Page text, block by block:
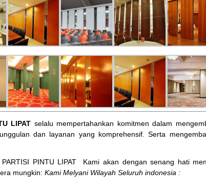
LIPAT selalu mempertahankan komitmen dalam
dan layanan yang komprehensif. Serta
PINTU LIPAT
Kami akan dengan senang hati
mungkin: Kami Melyani Wilayah Seluruh indonesia :